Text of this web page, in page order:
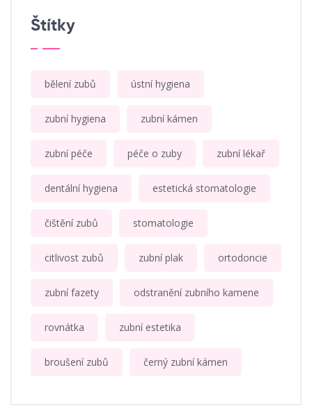
Štítky
bělení zubů ústní hygiena
zubní hygiena zubní kámen
zubní péče péče o zuby zubní lékař
dentální hygiena estetická stomatologie
čištění zubů stomatologie
citlivost zubů zubní plak ortodoncie
zubní fazety odstranění zubního kamene
rovnátka zubní estetika
broušení zubů černý zubní kámen